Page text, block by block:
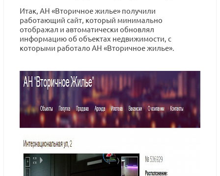
Итак, АН «Вторичное жилье» получили
работающий сайт, который минимально
отображал и автоматически обновлял
информацию об объектах недвижимости, с
которыми работало АН «Вторичное жилье».